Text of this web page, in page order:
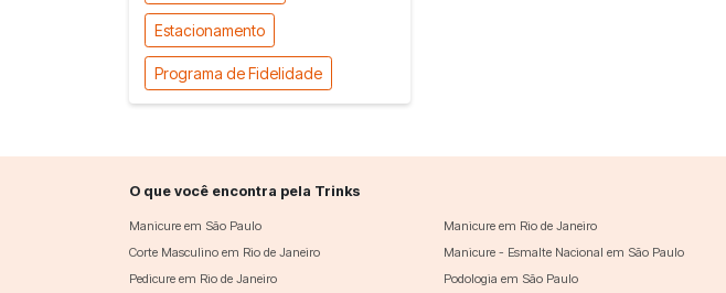
Estacionamento
Programa de Fidelidade
O que você encontra pela Trinks
Manicure em São Paulo Manicure em Rio de Janeiro
Corte Masculino em Rio de Janeiro
Manicure - Esmalte Nacional em São Paulo
Pedicure em Rio de Janeiro
Podologia em São Paulo